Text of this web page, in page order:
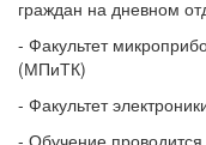
граждан на дневном
- Факультет
(МПиТК)
- Факультет